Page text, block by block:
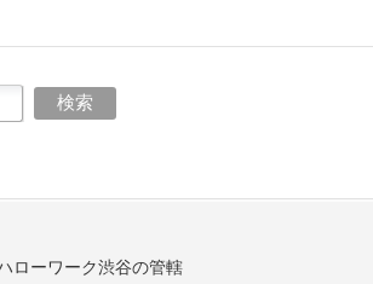
ローワーク渋谷の管轄